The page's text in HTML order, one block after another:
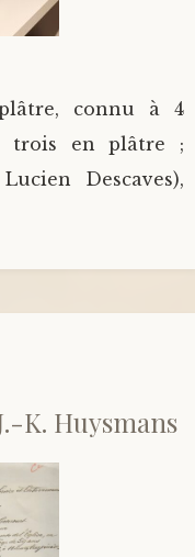
connu à 4
trois en plâtre ;
Descaves),
K. Huysmans